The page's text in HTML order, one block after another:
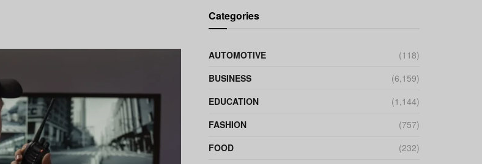
Categories
AUTOMOTIVE
(118)
BUSINESS
(6,159)
EDUCATION
(1,144)
FASHION
(757)
FOOD
(232)